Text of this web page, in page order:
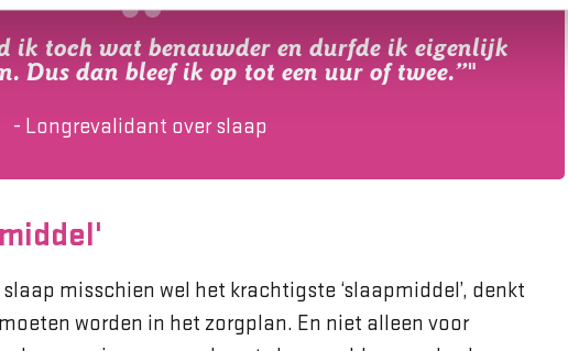
ik toch wat benauwder en durfde ik eigenlijk
Dus dan bleef ik op tot een uur of twee.”"
- Longrevalidant over slaap
misschien wel het krachtigste ‘slaapmiddel’, denkt
worden in het zorgplan. En niet alleen voor